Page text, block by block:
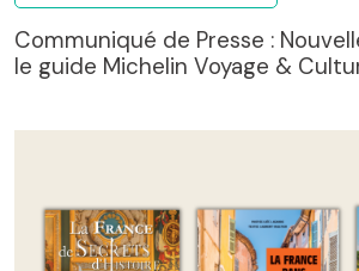
Communiqué de Presse :
le guide Michelin Voyage &